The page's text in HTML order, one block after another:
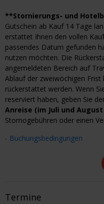
**Stornierungs- und
Gutschein ab Kauf 14 Tage
erstattet Ihnen den vollen
passendes Datum gefunden
nutzen möchten. Die
angemeldeten Bereich auf
Ablauf der zweiwöchigen
rückerstattet werden. Wenn
reserviert haben, geben Sie
Anreise (im Juli und
Stornogebühren oder einen
- Buchungsbedingungen
Termine